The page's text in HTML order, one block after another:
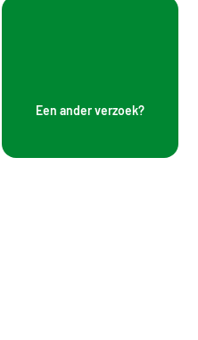
Een ander verzoek?